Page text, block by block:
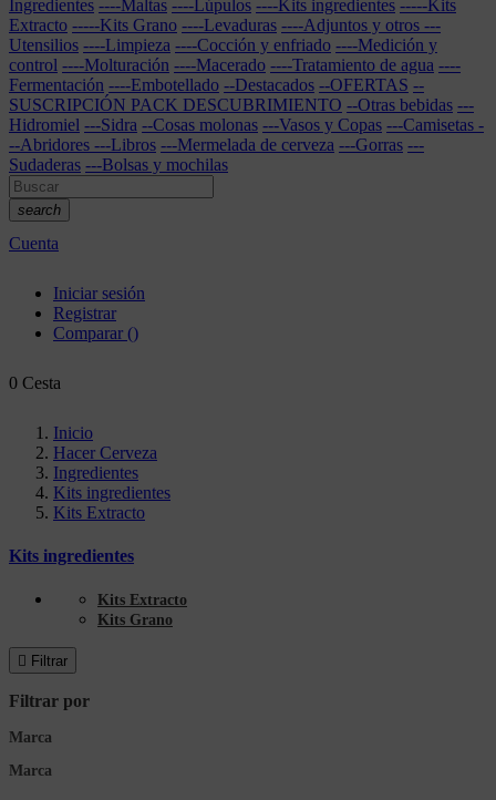
Ingredientes ----Maltas ----Lúpulos ----Kits ingredientes -----Kits
Extracto -----Kits Grano ----Levaduras ----Adjuntos y otros ---
Utensilios ----Limpieza ----Cocción y enfriado ----Medición y
control ----Molturación ----Macerado ----Tratamiento de agua ----
Fermentación ----Embotellado --Destacados --OFERTAS --
SUSCRIPCIÓN PACK DESCUBRIMIENTO --Otras bebidas ---
Hidromiel ---Sidra --Cosas molonas ---Vasos y Copas ---Camisetas -
--Abridores ---Libros ---Mermelada de cerveza ---Gorras ---
Sudaderas ---Bolsas y mochilas
search
Cuenta
Iniciar sesión
Registrar
Comparar ()
0 Cesta
Inicio
Hacer Cerveza
Ingredientes
Kits ingredientes
Kits Extracto
Kits ingredientes
Kits Extracto
Kits Grano
 Filtrar
Filtrar por
Marca
Marca